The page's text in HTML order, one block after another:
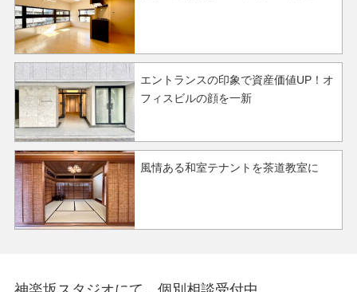
エントランスの印象で資産価値UP！オ
フィスビルの顔を一新
風情ある和室テナントを茶道教室に